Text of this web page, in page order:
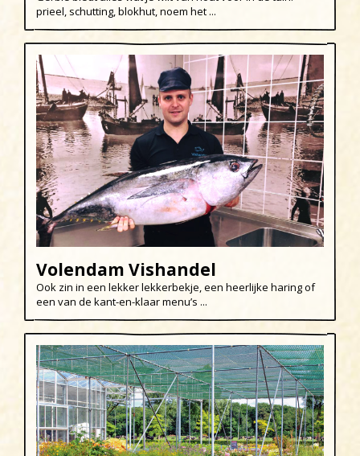
Egmond aan den Hoef
Egmond-Binnen
Egmond aan Zee
Groet
Hargen aan Zee
Heemskerk
Heerhugowaard
Heiloo
Limmen
Regio
Schoorl
Sint Maartenszee
Uitgeest
Wijk aan Zee
prieel, schutting, blokhut, noem het ...
Volendam Vishandel
Ook zin in een lekker lekkerbekje, een heerlijke haring of
een van de kant-en-klaar menu’s ...